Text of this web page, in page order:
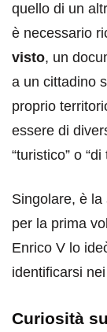
quello di un
è necessario
visto, un
a un cittadino
proprio
essere di
“turistico” o “di
Singolare, è
per la prima
Enrico V lo
identificarsi
Curiosità